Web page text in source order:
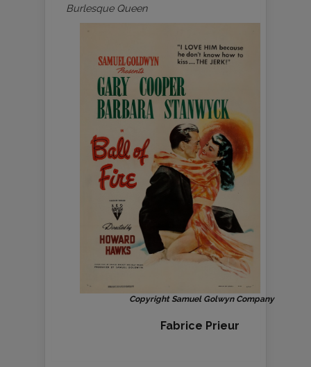
Burlesque Queen
Copyright Samuel Golwyn Company
Fabrice Prieur